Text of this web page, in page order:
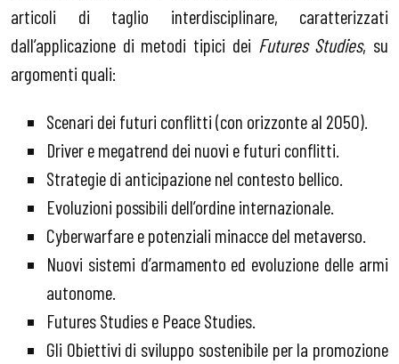
articoli di taglio interdisciplinare, caratterizzati
dall’applicazione di metodi tipici dei Futures Studies, su
argomenti quali:
Scenari dei futuri conflitti (con orizzonte al 2050).
Driver e megatrend dei nuovi e futuri conflitti.
Strategie di anticipazione nel contesto bellico.
Evoluzioni possibili dell’ordine internazionale.
Cyberwarfare e potenziali minacce del metaverso.
Nuovi sistemi d’armamento ed evoluzione delle armi
autonome.
Futures Studies e Peace Studies.
Gli Obiettivi di sviluppo sostenibile per la promozione